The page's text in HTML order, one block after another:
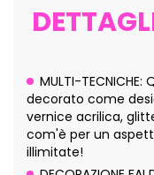
MULTI-
decorato come
vernice acrilica,
com'è per un
illimitate!